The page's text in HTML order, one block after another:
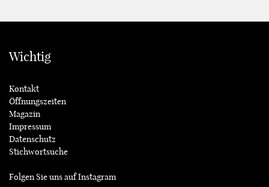
Wichtig
Kontakt
Öffnungszeiten
Magazin
Impressum
Datenschutz
Stichwortsuche
Folgen Sie uns aufInstagram